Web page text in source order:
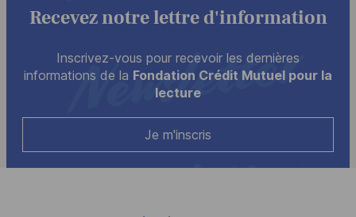
Recevez notre lettre d'information
Inscrivez-vous pour recevoir les dernières
informations de la Fondation Crédit Mutuel pour la
lecture
Je m'inscris